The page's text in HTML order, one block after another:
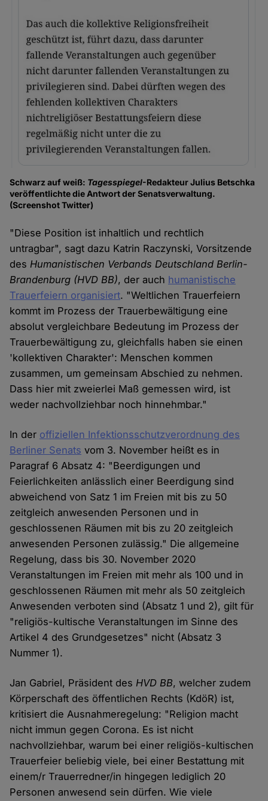
Schwarz auf weiß: Tagesspiegel-Redakteur Julius Betschka
veröffentlichte die Antwort der Senatsverwaltung.
(Screenshot Twitter)
"Diese Position ist inhaltlich und rechtlich
untragbar", sagt dazu Katrin Raczynski, Vorsitzende
desHumanistischen Verbands Deutschland Berlin-
Brandenburg (HVD BB), der auch humanistische
Trauerfeiern organisiert. "Weltlichen Trauerfeiern
kommt im Prozess der Trauerbewältigung eine
absolut vergleichbare Bedeutung im Prozess der
Trauerbewältigung zu, gleichfalls haben sie einen
'kollektiven Charakter': Menschen kommen
zusammen, um gemeinsam Abschied zu nehmen.
Dass hier mit zweierlei Maß gemessen wird, ist
weder nachvollziehbar noch hinnehmbar."
In der offiziellen Infektionsschutzverordnung des
Berliner Senats vom 3. November heißt es in
Paragraf 6 Absatz 4: "Beerdigungen und
Feierlichkeiten anlässlich einer Beerdigung sind
abweichend von Satz 1 im Freien mit bis zu 50
zeitgleich anwesenden Personen und in
geschlossenen Räumen mit bis zu 20 zeitgleich
anwesenden Personen zulässig." Die allgemeine
Regelung, dass bis 30. November 2020
Veranstaltungen im Freien mit mehr als 100 und in
geschlossenen Räumen mit mehr als 50 zeitgleich
Anwesenden verboten sind (Absatz 1 und 2), gilt für
"religiös-kultische Veranstaltungen im Sinne des
Artikel 4 des Grundgesetzes" nicht (Absatz 3
Nummer 1).
Jan Gabriel, Präsident desHVD BB, welcher zudem
Körperschaft des öffentlichen Rechts (KdöR) ist,
kritisiert die Ausnahmeregelung: "Religion macht
nicht immun gegen Corona. Es ist nicht
nachvollziehbar, warum bei einer religiös-kultischen
Trauerfeier beliebig viele, bei einer Bestattung mit
einem/r Trauerredner/in hingegen lediglich 20
Personen anwesend sein dürfen. Wie viele